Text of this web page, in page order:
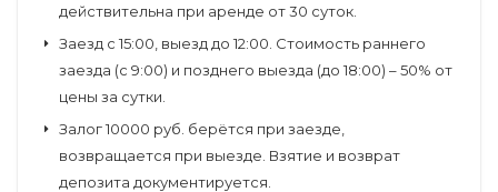
действительна при аренде от 30 суток.
Заезд с 15:00, выезд до 12:00. Стоимость раннего
заезда (с 9:00) и позднего выезда (до 18:00) – 50% от
цены за сутки.
Залог 10000 руб. берётся при заезде,
возвращается при выезде. Взятие и возврат
депозита документируется.